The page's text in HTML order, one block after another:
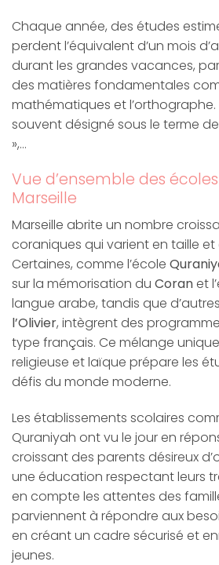
Chaque année, des études
perdent l’équivalent d’un mois
durant les grandes vacances,
des matières fondamentales
mathématiques et
souvent désigné sous le terme de
»,…
Vue d’ensemble des
Marseille
Marseille abrite un nombre
coraniques qui varient en taille et
Certaines, comme l’école
sur la mémorisation du Coranet
langue arabe, tandis que
l’Olivier, intègrent des
type français. Ce mélange
religieuse et laïque prépare les
défis du monde moderne.
Les établissements scolaires
Quraniyah ont vu le jour en
croissant des parents désireux
une éducation respectant leurs
en compte les attentes des
parviennent à répondre aux
en créant un cadre sécurisé et
jeunes.